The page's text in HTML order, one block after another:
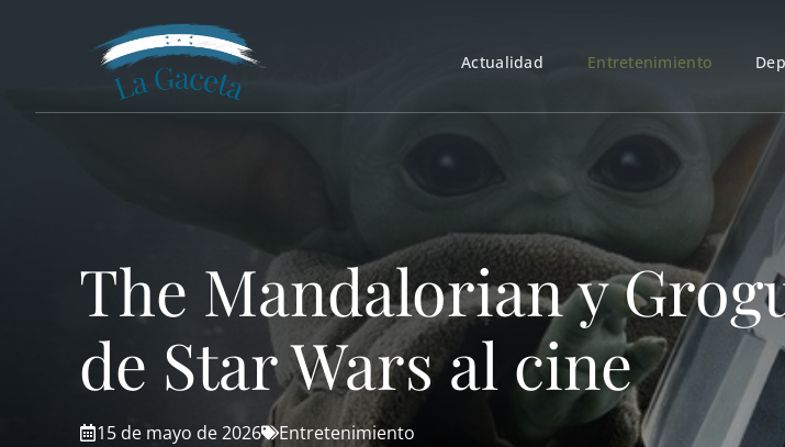
Actualidad Entretenimiento
The Mandalorian y
de Star Wars al cine
15 de mayo de 2026 Entretenimiento